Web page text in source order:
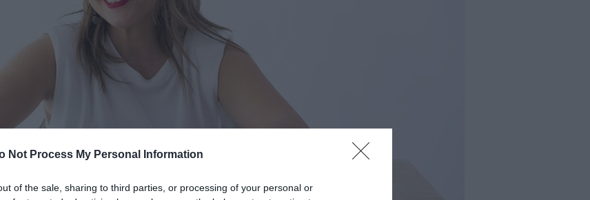
Not Process My Personal Information
of the sale, sharing to third parties, or processing of your personal or